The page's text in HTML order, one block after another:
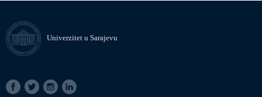
Univerzitet u Sarajevu
SOCIAL
LINKS